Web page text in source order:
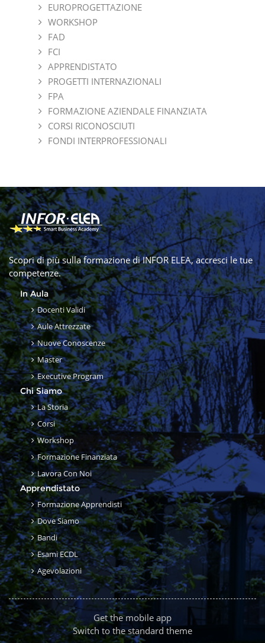
EUROPROGETTAZIONE
WORKSHOP
FAD
FCI
APPRENDISTATO
PROGETTI INTERNAZIONALI
FPA
FORMAZIONE AZIENDALE FINANZIATA
CORSI RICONOSCIUTI
FONDI INTERPROFESSIONALI
Scopri di più sulla formazione di INFOR ELEA, accresci le tue
competenze.
In Aula
Docenti Validi
Aule Attrezzate
Nuove Conoscenze
Master
Executive Program
Chi Siamo
La Storia
Corsi
Workshop
Formazione Finanziata
Lavora Con Noi
Apprendistato
Formazione Apprendisti
Dove Siamo
Bandi
Esami ECDL
Agevolazioni
Get the mobile app
Switch to the standard theme